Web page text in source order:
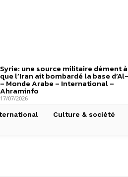
Syrie: une source militaire dément à
que l’Iran ait bombardé la base
– Monde Arabe – International –
Ahraminfo
17/07/2026
Culture & société